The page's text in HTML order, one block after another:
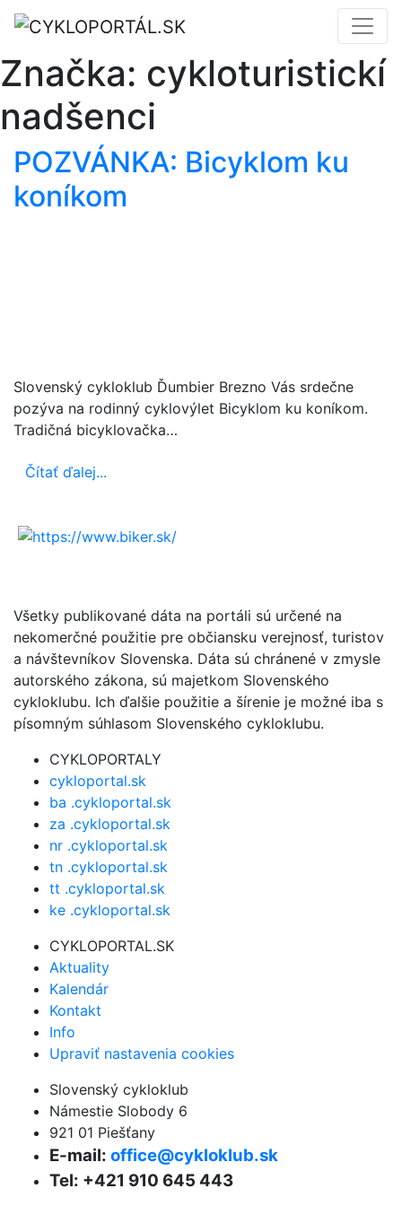
Značka: cykloturistickí
nadšenci
POZVÁNKA: Bicyklom ku
koníkom
Slovenský cykloklub Ďumbier Brezno Vás srdečne
pozýva na rodinný cyklovýlet Bicyklom ku koníkom.
Tradičná bicyklovačka…
Čítať ďalej...
Všetky publikované dáta na portáli sú určené na
nekomerčné použitie pre občiansku verejnosť, turistov
a návštevníkov Slovenska. Dáta sú chránené v zmysle
autorského zákona, sú majetkom Slovenského
cykloklubu. Ich ďalšie použitie a šírenie je možné iba s
písomným súhlasom Slovenského cykloklubu.
CYKLOPORTALY
cykloportal.sk
ba .cykloportal.sk
za .cykloportal.sk
nr .cykloportal.sk
tn .cykloportal.sk
tt .cykloportal.sk
ke .cykloportal.sk
CYKLOPORTAL.SK
Aktuality
Kalendár
Kontakt
Info
Upraviť nastavenia cookies
Slovenský cykloklub
Námestie Slobody 6
921 01 Piešťany
E-mail: office@cykloklub.sk
Tel: +421 910 645 443